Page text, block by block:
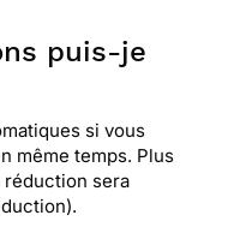
puis-je
si vous
même temps. Plus
réduction sera